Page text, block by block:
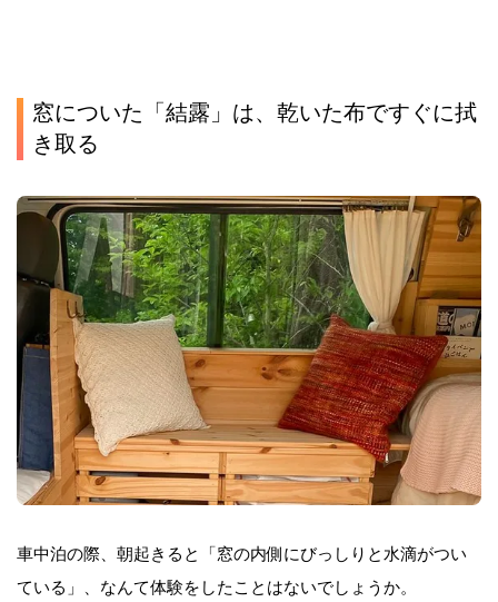
窓についた「結露」は、乾いた布ですぐに拭
き取る
車中泊の際、朝起きると「窓の内側にびっしりと水滴がつい
ている」、なんて体験をしたことはないでしょうか。